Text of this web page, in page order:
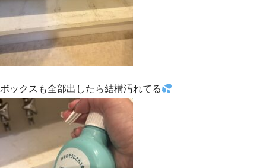
ボックスも全部出したら結構汚れてる